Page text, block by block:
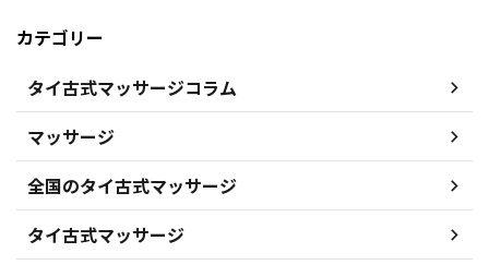
カテゴリー
タイ古式マッサージコラム
マッサージ
全国のタイ古式マッサージ
タイ古式マッサージ